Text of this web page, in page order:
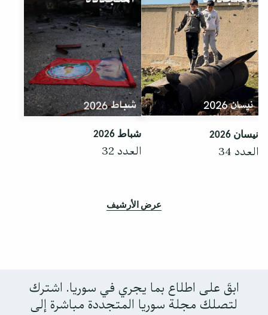
نيسان 2026
العدد 34
شباط 2026
العدد 32
عرض الأرشيف
ابقَ على اطلاع بما يجري في سوريا. اشترك
لتصلك مجلة سوريا المتجددة مباشرة إلى